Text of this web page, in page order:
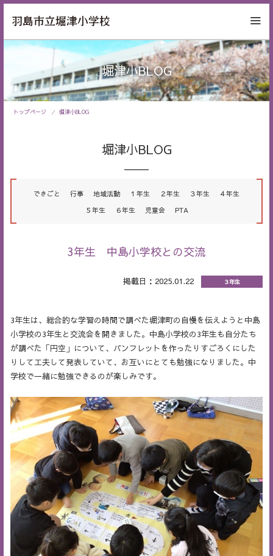
堀津小BLOG
トップページ 堀津小BLOG
堀津小BLOG
できごと 行事 地域活動 １年生 ２年生 ３年生
４年生
５年生
６年生 児童会 PTA
3年生 中島小学校との交流
掲載日：2025.01.22 ３年生
3年生は、総合的な学習の時間で調べた堀津町の自慢を伝えようと中島
小学校の3年生と交流会を開きました。中島小学校の3年生も自分たち
が調べた「円空」について、パンフレットを作ったりすごろくにした
りして工夫して発表していて、お互いにとても勉強になりました。中
学校で一緒に勉強できるのが楽しみです。